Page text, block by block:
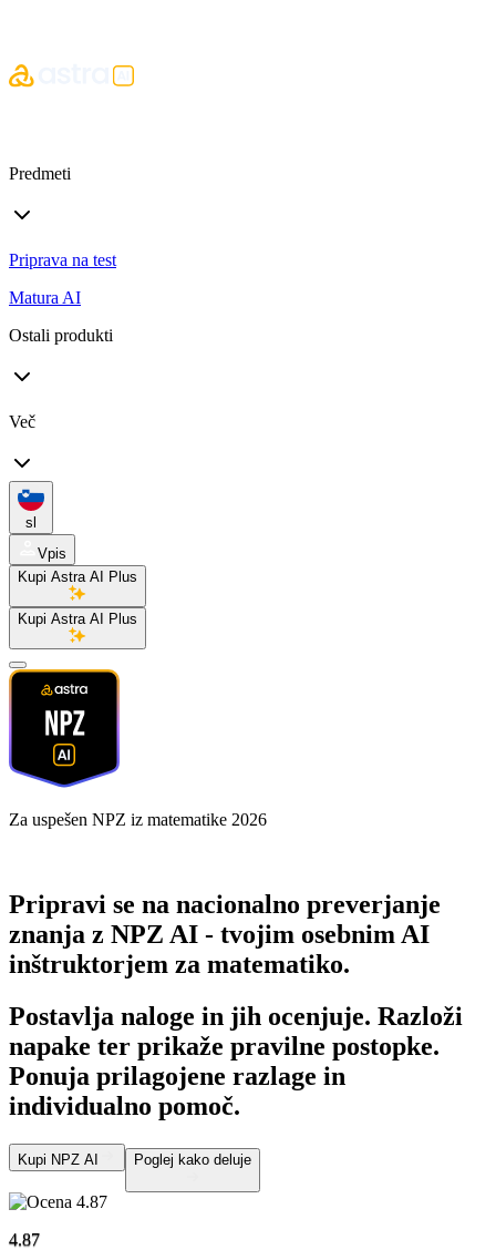
Predmeti
Priprava na test
Matura AI
Ostali produkti
Več
sl
Vpis
Kupi Astra AI Plus
Kupi Astra AI Plus
Za uspešen NPZ iz matematike 2026
Pripravi se na nacionalno preverjanje
znanja z NPZ AI - tvojim osebnim AI
inštruktorjem za matematiko.
Postavlja naloge in jih ocenjuje. Razloži
napake ter prikaže pravilne postopke.
Ponuja prilagojene razlage in
individualno pomoč.
Kupi NPZ AI Poglej kako deluje
4.87